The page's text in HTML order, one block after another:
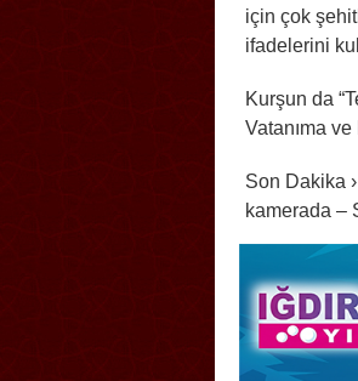
için çok
ifadelerini
Kurşun da
Vatanıma
Son Dakika
kamerada –